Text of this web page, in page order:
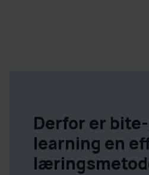
Derfor er
learning en